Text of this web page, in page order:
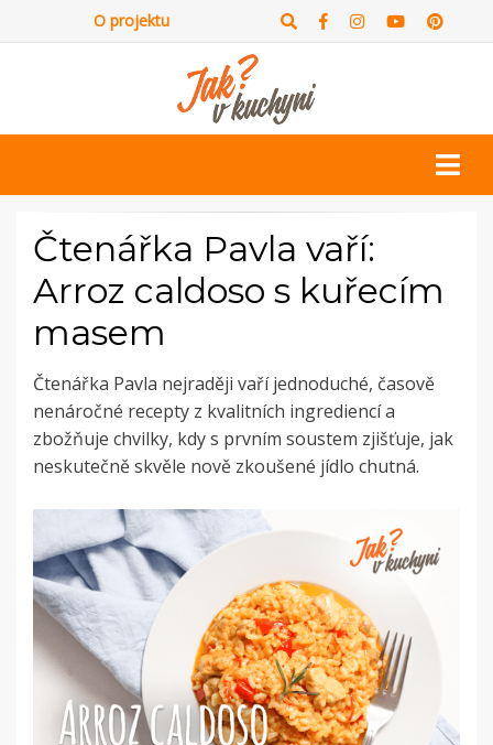
O projektu
Čtenářka Pavla vaří:
Arroz caldoso s kuřecím
masem
Čtenářka Pavla nejraději vaří jednoduché, časově
nenáročné recepty z kvalitních ingrediencí a
zbožňuje chvilky, kdy s prvním soustem zjišťuje, jak
neskutečně skvěle nově zkoušené jídlo chutná.